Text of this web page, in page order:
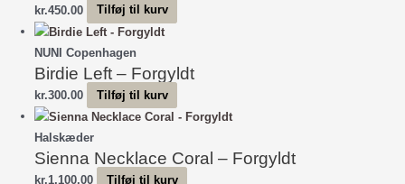
kr.450.00 Tilføj til kurv
NUNI Copenhagen
Birdie Left – Forgyldt
kr.300.00 Tilføj til kurv
Halskæder
Sienna Necklace Coral – Forgyldt
kr.1,100.00 Tilføj til kurv